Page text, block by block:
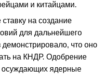
и китайцами.
на создание
для дальнейшего
что оно
на КНДР. Одобрение
ядерные